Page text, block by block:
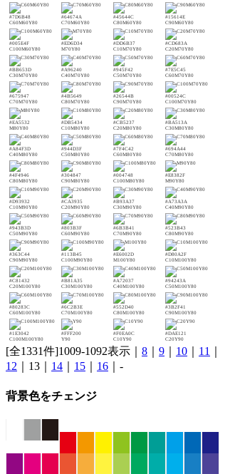
#7D6B48
C60M60Y80
#64674A
C70M60Y80
#45644C
C80M60Y80
#15614E
C90M60Y80
#005E4F
C100M60Y80
#ED6D34
M70Y80
#DD6B37
C10M70Y80
#CD683A
C20M70Y80
#BB653D
C30M70Y80
#A96240
C40M70Y80
#945F42
C50M70Y80
#7E5C45
C60M70Y80
#675947
C70M70Y80
#4B5649
C80M70Y80
#26544B
C90M70Y80
#00524C
C100M70Y80
#EA5532
M80Y80
#DB5434
C10M80Y80
#CB5237
C20M80Y80
#BA513A
C30M80Y80
#A84F3D
C40M80Y80
#944D3F
C50M80Y80
#7F4C42
C60M80Y80
#694A44
C70M80Y80
#4F4946
C80M80Y80
#304847
C90M80Y80
#004748
C100M80Y80
#E8382F
M90Y80
#D93932
C10M90Y80
#CA3935
C20M90Y80
#B93A37
C30M90Y80
#A73A3A
C40M90Y80
#943B3D
C50M90Y80
#803B3F
C60M90Y80
#6B3B41
C70M90Y80
#523B43
C80M90Y80
#363C44
C90M90Y80
#113B45
C100M90Y80
#E6002D
M100Y80
#D80A2F
C10M100Y80
#C81432
C20M100Y80
#B81A35
C30M100Y80
#A72037
C40M100Y80
#94243A
C50M100Y80
#80283C
C60M100Y80
#6C2B3E
C70M100Y80
#552D40
C80M100Y80
#3B2F41
C90M100Y80
#1E3042
C100M100Y80
#FFF200
Y90
#F0EA0C
C10Y90
#DAE121
C20Y90
[全1331件]1009-1092表示｜ 8 9 10 11
12 ｜13｜ 14 15 16 ｜-
背景色をチェンジ